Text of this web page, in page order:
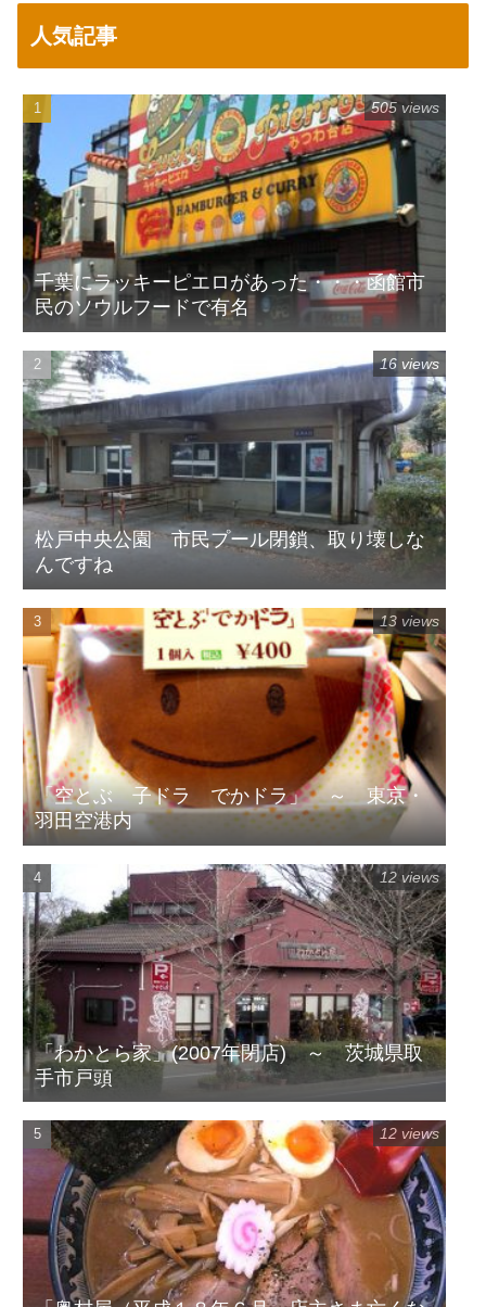
人気記事
千葉にラッキーピエロがあった・・・函館市
民のソウルフードで有名
505 views
松戸中央公園 市民プール閉鎖、取り壊しな
んですね
16 views
「空とぶ 子ドラ でかドラ」 ～ 東京・
羽田空港内
13 views
「わかとら家」(2007年閉店) ～ 茨城県取
手市戸頭
12 views
12 views